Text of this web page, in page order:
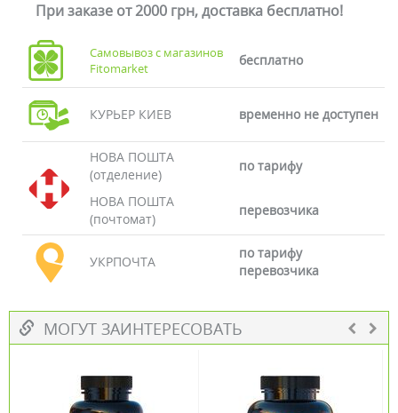
При заказе от 2000 грн, доставка бесплатно!
Самовывоз с магазинов
Fitomarket
бесплатно
КУРЬЕР КИЕВ временно не доступен
НОВА ПОШТА
(отделение)
по тарифу
НОВА ПОШТА
(почтомат)
перевозчика
УКРПОЧТА
по тарифу
перевозчика
МОГУТ ЗАИНТЕРЕСОВАТЬ